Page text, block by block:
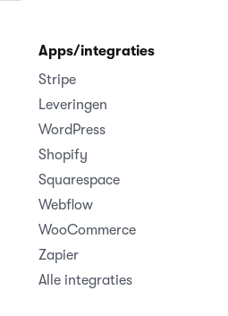
Apps/integraties
Stripe
Leveringen
WordPress
Shopify
Squarespace
Webflow
WooCommerce
Zapier
Alle integraties